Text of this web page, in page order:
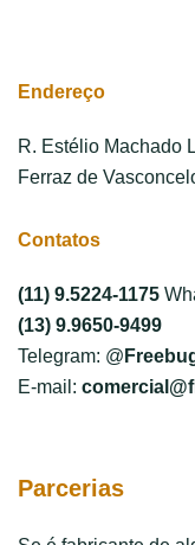
Endereço
R. Estélio Machado
Ferraz de
Contatos
(11) 9.5224-1175
(13) 9.9650-9499
Telegram: @
E-mail:
Parcerias